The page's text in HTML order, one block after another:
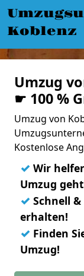
Koblenz
Umzug
☛ 100 %
Umzug von
Kostenlose
✓ Wir
Umzug
✓ Schnell
erhalten!
✓ Finden
Umzug!